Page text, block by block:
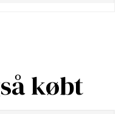
købt